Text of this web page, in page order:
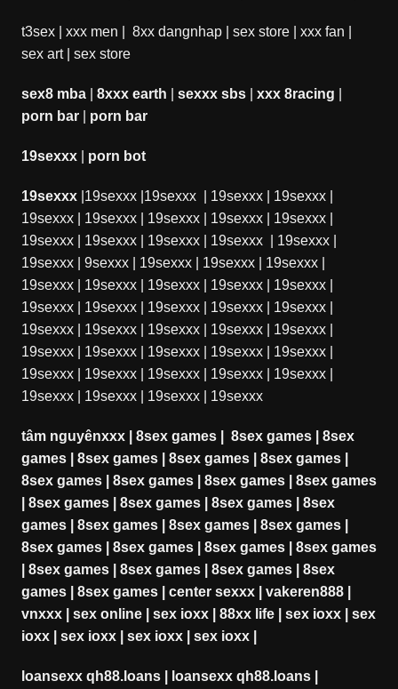
t3sex| xxx men 8xx dangnhap| sex store| xxx fan
sex art| sex store
sex8 mba| 8xxx earth sexxx sbs| xxx 8racing
porn bar| porn bar
19sexxx| porn bot
19sexxx| 19sexxx| 19sexxx| 19sexxx| 19sexxx|
19sexxx| 19sexxx| 19sexxx| 19sexxx| 19sexxx|
19sexxx| 19sexxx| 19sexxx| 19sexxx| 19sexxx|
19sexxx| 9sexxx| 19sexxx| 19sexxx| 19sexxx|
19sexxx| 19sexxx| 19sexxx 19sexxx| 19sexxx
19sexxx
19sexxx 19sexxx 19sexxx 19sexxx
19sexxx
19sexxx 19sexxx 19sexxx 19sexxx
19sexxx
19sexxx 19sexxx 19sexxx 19sexxx
19sexxx
19sexxx 19sexxx 19sexxx 19sexxx
19sexxx
19sexxx 19sexxx| 19sexxx
tâm nguyênxxx 8sex games| 8sex games| 8sex
games| 8sex games| 8sex games| 8sex games|
8sex games| 8sex games| 8sex games| 8sex games
8sex games| 8sex games| 8sex games| 8sex
games| 8sex games| 8sex games| 8sex games|
8sex games| 8sex games| 8sex games| 8sex games
8sex games| 8sex games| 8sex games| 8sex
games| 8sex games| center sexxx| vakeren888|
vnxxx| sex online| sex ioxx| 88xx life| sex ioxx| sex
ioxx| sex ioxx| sex ioxx| sex ioxx|
loansexx qh88.loans| loansexx qh88.loans|